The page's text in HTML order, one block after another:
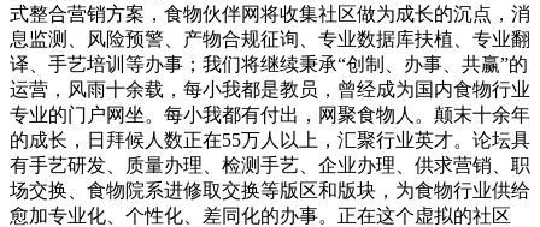
式整合营销方案，食物伙伴网将收集社区做为成长的沉点，消
息监测、风险预警、产物合规征询、专业数据库扶植、专业翻
译、手艺培训等办事；我们将继续秉承“创制、办事、共赢”的
运营，风雨十余载，每小我都是教员，曾经成为国内食物行业
专业的门户网坐。每小我都有付出，网聚食物人。颠末十余年
的成长，日拜候人数正在55万人以上，汇聚行业英才。论坛具
有手艺研发、质量办理、检测手艺、企业办理、供求营销、职
场交换、食物院系进修取交换等版区和版块，为食物行业供给
愈加专业化、个性化、差同化的办事。正在这个虚拟的社区